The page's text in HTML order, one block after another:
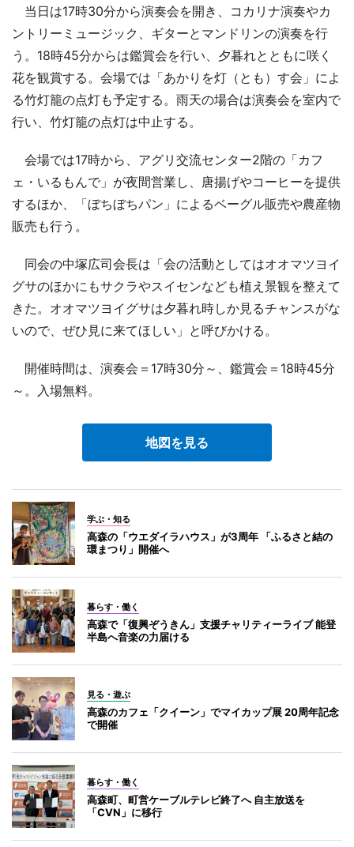
当日は17時30分から演奏会を開き、コカリナ演奏やカ
ントリーミュージック、ギターとマンドリンの演奏を行
う。18時45分からは鑑賞会を行い、夕暮れとともに咲く
花を観賞する。会場では「あかりを灯（とも）す会」によ
る竹灯籠の点灯も予定する。雨天の場合は演奏会を室内で
行い、竹灯籠の点灯は中止する。
会場では17時から、アグリ交流センター2階の「カフ
ェ・いるもんで」が夜間営業し、唐揚げやコーヒーを提供
するほか、「ぼちぼちパン」によるベーグル販売や農産物
販売も行う。
同会の中塚広司会長は「会の活動としてはオオマツヨイ
グサのほかにもサクラやスイセンなども植え景観を整えて
きた。オオマツヨイグサは夕暮れ時しか見るチャンスがな
いので、ぜひ見に来てほしい」と呼びかける。
開催時間は、演奏会＝17時30分～、鑑賞会＝18時45分
～。入場無料。
地図を見る
学ぶ・知る
高森の「ウエダイラハウス」が3周年 「ふるさと結の
環まつり」開催へ
暮らす・働く
高森で「復興ぞうきん」支援チャリティーライブ 能登
半島へ音楽の力届ける
見る・遊ぶ
高森のカフェ「クイーン」でマイカップ展 20周年記念
で開催
暮らす・働く
高森町、町営ケーブルテレビ終了へ 自主放送を
「CVN」に移行